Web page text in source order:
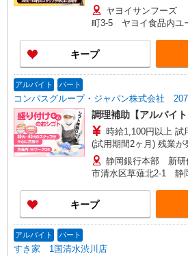
合、残業代を1分単位
ヤヨイサンフーズ
町3-5 ヤヨイ食品内ユ
キープ
アルバイト パート
コンパスグループ・ジャパン株式会社
調理補助【アルバイト
時給1,100円以上 試用期間中 時給1,100円以上
(試用期間2ヶ月) 残業が発生した場合、残業代を1
分単位で別途支給します
静岡銀行本部 新研
市清水区草薙北2-1 静
キープ
アルバイト パート
すき家 1国清水渋川店